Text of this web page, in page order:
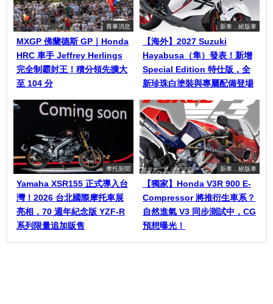
賽事消息
MXGP 佛蘭德斯 GP｜Honda
HRC 車手 Jeffrey Herlings
完全制霸封王！積分領先擴大
至 104 分
新車．絕版車
【海外】2027 Suzuki
Hayabusa（隼）發表！新增
Special Edition 特仕版，全
新珍珠白塗裝與專屬配備登場
摩托新聞
Yamaha XSR155 正式導入台
灣！2026 台北國際摩托車展
亮相，70 週年紀念版 YZF-R
系列限量追加販售
新車．絕版車
【獨家】Honda V3R 900 E-
Compressor 將推衍生車系？
自然進氣 V3 同步測試中，CG
預想曝光！